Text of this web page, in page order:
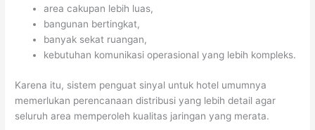
area cakupan lebih luas,
bangunan bertingkat,
banyak sekat ruangan,
kebutuhan komunikasi operasional yang lebih kompleks.
Karena itu, sistem penguat sinyal untuk hotel umumnya
memerlukan perencanaan distribusi yang lebih detail agar
seluruh area memperoleh kualitas jaringan yang merata.